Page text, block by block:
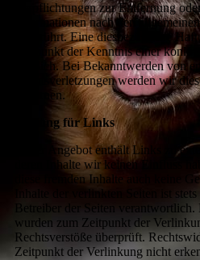
Verpflichtungen zur Entfernung
Informationen nach den
unberührt. Eine diesbezügliche
Zeitpunkt der Kenntnis einer
möglich. Bei Bekanntwerden von
Rechtsverletzungen werden wir
entfernen.
Haftung für Links
Unser Angebot enthält Links zu
deren Inhalte wir keinen Einfluss
diese fremden Inhalte auch keine
Inhalte der verlinkten Seiten ist
Betreiber der Seiten
wurden zum Zeitpunkt der
Rechtsverstöße überprüft.
Zeitpunkt der Verlinkung nicht